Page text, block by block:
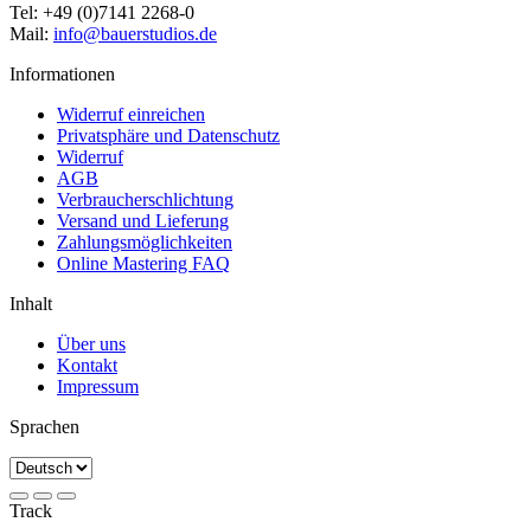
Tel: +49 (0)7141 2268-0
Mail: info@bauerstudios.de
Informationen
Widerruf einreichen
Privatsphäre und Datenschutz
Widerruf
AGB
Verbraucherschlichtung
Versand und Lieferung
Zahlungsmöglichkeiten
Online Mastering FAQ
Inhalt
Über uns
Kontakt
Impressum
Sprachen
Track